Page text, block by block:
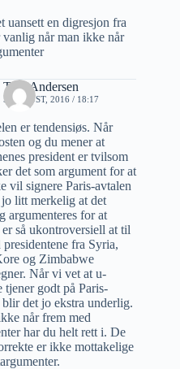
uansett en digresjon fra
vanlig når man ikke når
Tore Andersen
5 AUGUST, 2016 / 18:17
er tendensiøs. Når
og du mener at
president er tvilsom
det som argument for at
vil signere Paris-avtalen
litt merkelig at det
argumenteres for at
så ukontroversiell at til
presidentene fra Syria,
og Zimbabwe
Når vi vet at u-
tjener godt på Paris-
blir det jo ekstra underlig.
når frem med
har du helt rett i. De
er ikke mottakelige